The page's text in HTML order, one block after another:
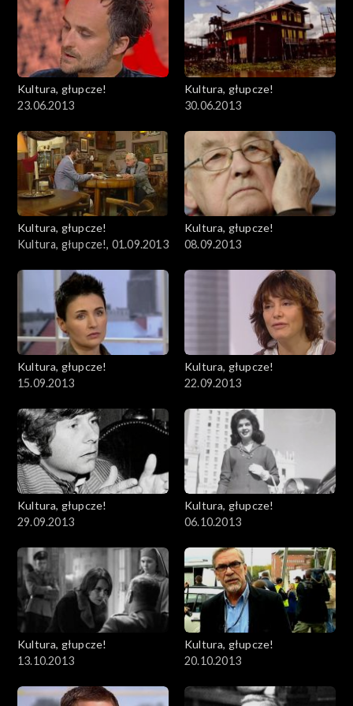
Kultura, głupcze!
23.06.2013
Kultura, głupcze!
30.06.2013
Kultura, głupcze!
Kultura, głupcze!, 01.09.2013
Kultura, głupcze!
08.09.2013
Kultura, głupcze!
15.09.2013
Kultura, głupcze!
22.09.2013
Kultura, głupcze!
29.09.2013
Kultura, głupcze!
06.10.2013
Kultura, głupcze!
13.10.2013
Kultura, głupcze!
20.10.2013